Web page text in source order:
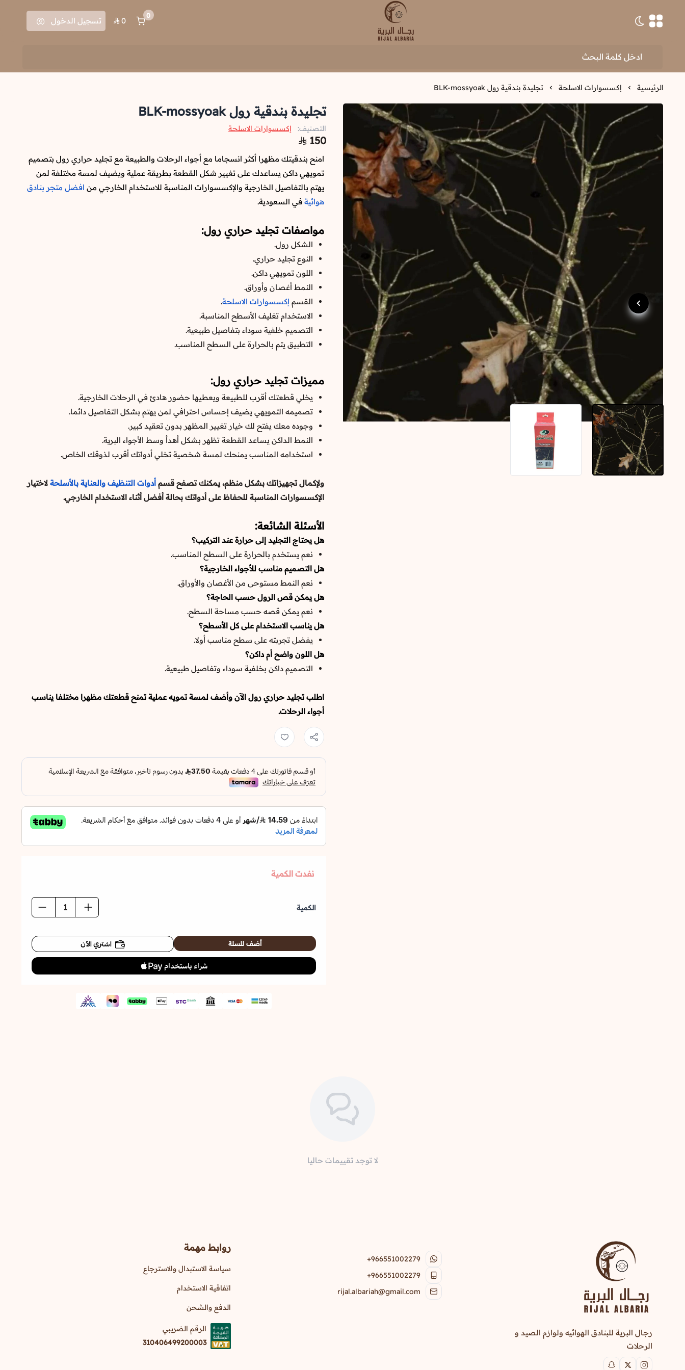
تبديل الوضع الداكن رجال البرية
0
0 تسجيل الدخول
الرئيسية إكسسوارات الاسلحة تجليدة بندقية رول BLK-mossyoak
تجليدة بندقية رول BLK-mossyoak
التصنيف: إكسسوارات الاسلحة
150
امنح بندقيتك مظهرا أكثر انسجاما مع أجواء الرحلات والطبيعة مع تجليد حراري رول بتصميم
تمويهي داكن يساعدك على تغيير شكل القطعة بطريقة عملية ويضيف لمسة مختلفة لمن
يهتم بالتفاصيل الخارجية والإكسسوارات المناسبة للاستخدام الخارجي من افضل متجر بنادق
هوائية في السعودية.
مواصفات تجليد حراري رول:
الشكل رول.
النوع تجليد حراري.
اللون تمويهي داكن.
النمط أغصان وأوراق.
القسم إكسسوارات الاسلحة.
الاستخدام تغليف الأسطح المناسبة.
التصميم خلفية سوداء بتفاصيل طبيعية.
التطبيق يتم بالحرارة على السطح المناسب.
مميزات تجليد حراري رول:
يخلي قطعتك أقرب للطبيعة ويعطيها حضور هادئ في الرحلات الخارجية.
تصميمه التمويهي يضيف إحساس احترافي لمن يهتم بشكل التفاصيل دائما.
وجوده معك يفتح لك خيار تغيير المظهر بدون تعقيد كبير.
النمط الداكن يساعد القطعة تظهر بشكل أهدأ وسط الأجواء البرية.
استخدامه المناسب يمنحك لمسة شخصية تخلي أدواتك أقرب لذوقك الخاص.
ولإكمال تجهيزاتك بشكل منظم، يمكنك تصفح قسم أدوات التنظيف والعناية بالأسلحة لاختيار
الإكسسوارات المناسبة للحفاظ على أدواتك بحالة أفضل أثناء الاستخدام الخارجي.
الأسئلة الشائعة:
هل يحتاج التجليد إلى حرارة عند التركيب؟
نعم يستخدم بالحرارة على السطح المناسب.
هل التصميم مناسب للأجواء الخارجية؟
نعم النمط مستوحى من الأغصان والأوراق.
هل يمكن قص الرول حسب الحاجة؟
نعم يمكن قصه حسب مساحة السطح.
هل يناسب الاستخدام على كل الأسطح؟
يفضل تجربته على سطح مناسب أولا.
هل اللون واضح أم داكن؟
التصميم داكن بخلفية سوداء وتفاصيل طبيعية.
اطلب تجليد حراري رول الآن وأضف لمسة تمويه عملية تمنح قطعتك مظهرا مختلفا يناسب
أجواء الرحلات.
الكمية
نفدت الكمية
أضف للسلة اشتري الآن
لا توجد تقييمات حاليا
رجال البرية للبنادق الهوائيه ولوازم الصيد و
الرحلات
+966551002279
+966551002279
rijal.albariah@gmail.com
روابط مهمة
سياسة الاستبدال والاسترجاع
اتفاقية الاستخدام
الدفع والشحن
الرقم الضريبي
310406499200003